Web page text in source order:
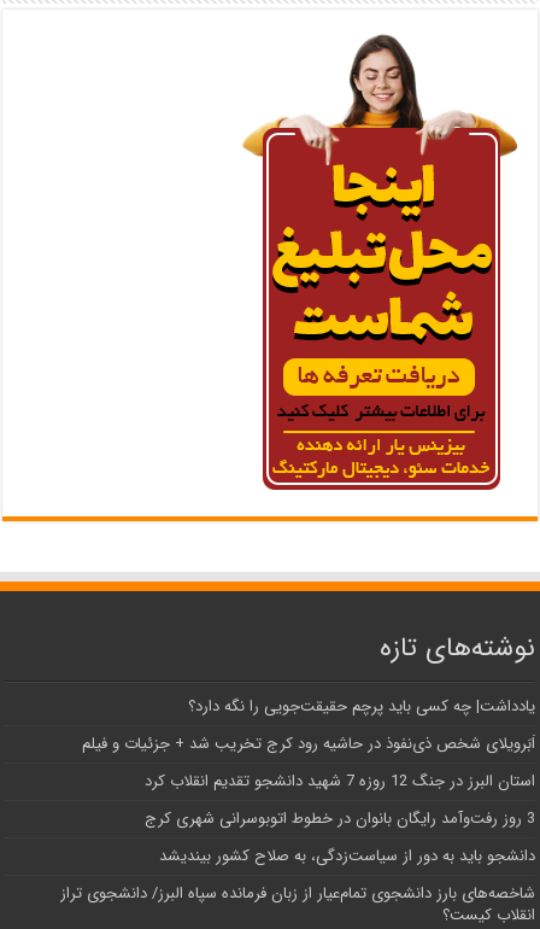
نوشته‌های تازه
یادداشت| ‌چه کسی باید پرچم حقیقت‌جویی را نگه دارد؟
اَبَر‌ویلای شخص ذی‌نفوذ در حاشیه‌ رود کرج تخریب شد + جزئیات و فیلم
استان البرز در جنگ 12 روزه 7 شهید دانشجو تقدیم انقلاب کرد
3 روز رفت‌وآمد رایگان بانوان در خطوط اتوبوسرانی شهری کرج
دانشجو باید به دور از سیاست‌زدگی، به صلاح کشور بیندیشد
شاخصه‌های بارز دانشجوی تمام‌عیار از زبان فرمانده سپاه البرز/ دانشجوی تراز
انقلاب کیست؟